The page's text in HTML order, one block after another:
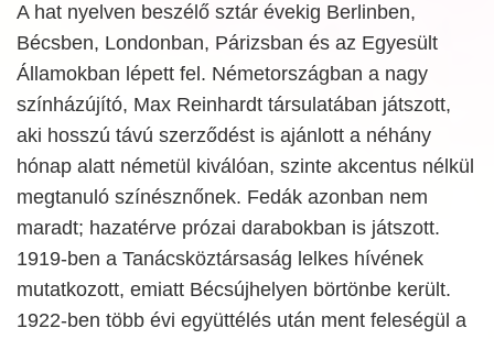
A hat nyelven beszélő sztár évekig Berlinben,
Bécsben, Londonban, Párizsban és az Egyesült
Államokban lépett fel. Németországban a nagy
színházújító, Max Reinhardt társulatában játszott,
aki hosszú távú szerződést is ajánlott a néhány
hónap alatt németül kiválóan, szinte akcentus nélkül
megtanuló színésznőnek. Fedák azonban nem
maradt; hazatérve prózai darabokban is játszott.
1919-ben a Tanácsköztársaság lelkes hívének
mutatkozott, emiatt Bécsújhelyen börtönbe került.
1922-ben több évi együttélés után ment feleségül a